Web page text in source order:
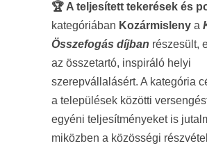
🏆 A teljesített tekerések és
kategóriában Kozármisleny a
Összefogás díjban részesült,
az összetartó, inspiráló helyi
szerepvállalásért. A kategória
a települések közötti
egyéni teljesítményeket is
miközben a közösségi